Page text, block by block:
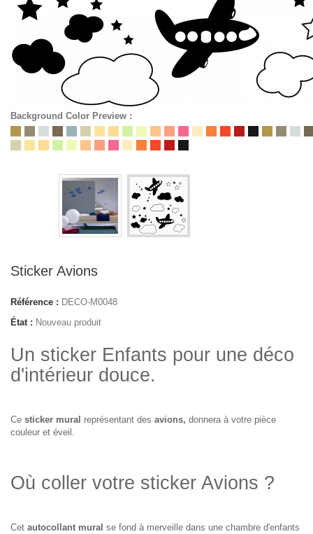
Background Color Preview :
Sticker Avions
Référence : DECO-M0048
État : Nouveau produit
Un sticker Enfants pour une déco
d'intérieur douce.
Ce sticker mural représentant des avions, donnera à votre pièce
couleur et éveil.
Où coller votre sticker Avions ?
Cet autocollant mural se fond à merveille dans une chambre d'enfants